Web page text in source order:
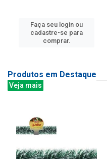
Faça seu login ou
cadastre-se para
comprar.
Produtos em Destaque
Veja mais